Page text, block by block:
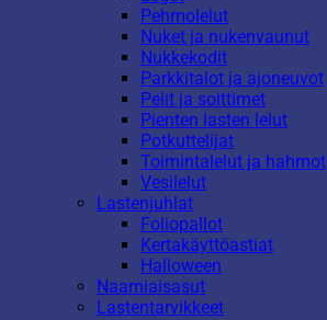
Pehmolelut
Nuket ja nukenvaunut
Nukkekodit
Parkkitalot ja ajoneuvot
Pelit ja soittimet
Pienten lasten lelut
Potkuttelijat
Toimintalelut ja hahmot
Vesilelut
Lastenjuhlat
Foliopallot
Kertakäyttöastiat
Halloween
Naamiaisasut
Lastentarvikkeet